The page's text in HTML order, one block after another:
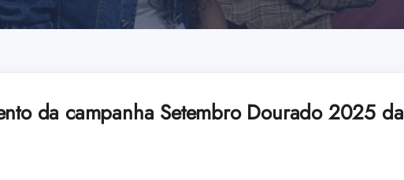
da campanha Setembro Dourado 2025 da